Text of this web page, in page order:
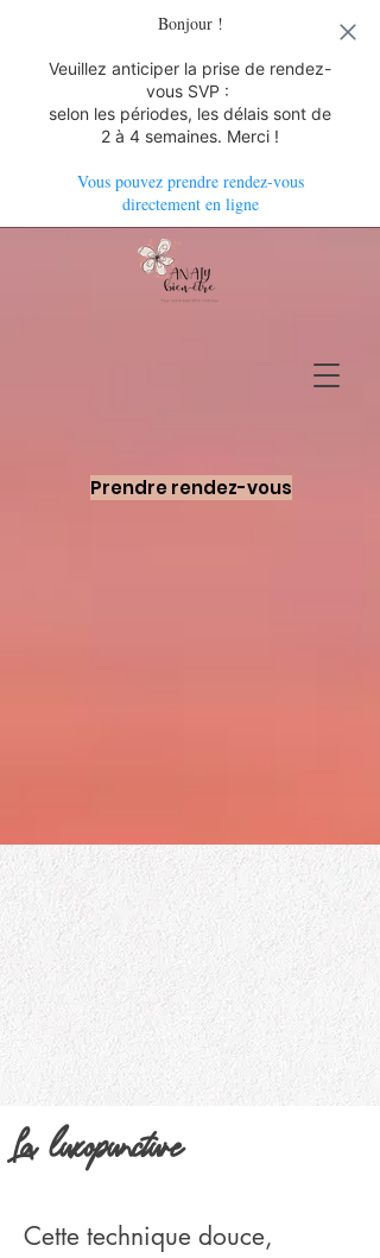
Bonjour !
Veuillez anticiper la prise de rendez-
vous SVP :
selon les périodes, les délais sont de
2 à 4 semaines. Merci !
Vous pouvez prendre rendez-vous
directement en ligne
Prendre rendez-vous
La luxopuncture
Cette technique douce,